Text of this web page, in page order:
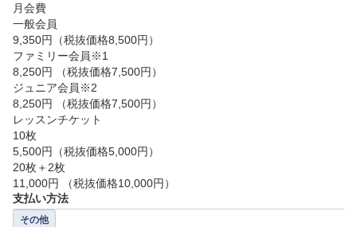
休日
土・日曜　9:30～、10:50～、12:10～、13:30～、14:5
0～、16:10～、17:30～
祝日　9:30～、10:50～、12:10～
【レッスン当日に必要な物】
・運動できる服装
・運動靴
・グローブ（手袋）
・クラブ（クラブを持っていない場合は、貸出用クラ
ブがございますのでご安心ください。）
月会費
一般会員
9,350円（税抜価格8,500円）
ファミリー会員※1
8,250円 （税抜価格7,500円）
ジュニア会員※2
8,250円 （税抜価格7,500円）
レッスンチケット
10枚
5,500円（税抜価格5,000円）
20枚＋2枚
11,000円 （税抜価格10,000円）
支払い方法
その他